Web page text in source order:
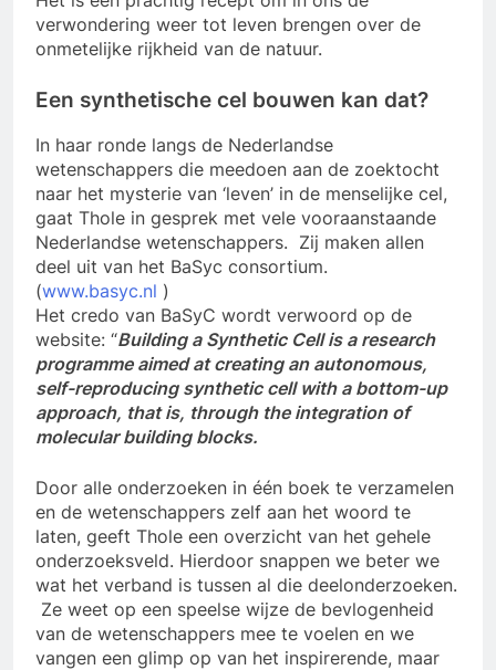
verwondering weer tot leven brengen over de
onmetelijke rijkheid van de natuur.
Een synthetische cel bouwen kan dat?
In haar ronde langs de Nederlandse
wetenschappers die meedoen aan de zoektocht
naar het mysterie van ‘leven’ in de menselijke cel,
gaat Thole in gesprek met vele vooraanstaande
Nederlandse wetenschappers. Zij maken allen
deel uit van het BaSyc consortium.
(www.basyc.nl )
Het credo van BaSyC wordt verwoord op de
website: “Building a Synthetic Cell is a research
programme aimed at creating an autonomous,
self-reproducing synthetic cell with a bottom-up
approach, that is, through the integration of
molecular building blocks.
Door alle onderzoeken in één boek te verzamelen
en de wetenschappers zelf aan het woord te
laten, geeft Thole een overzicht van het gehele
onderzoeksveld. Hierdoor snappen we beter we
wat het verband is tussen al die deelonderzoeken.
Ze weet op een speelse wijze de bevlogenheid
van de wetenschappers mee te voelen en we
vangen een glimp op van het inspirerende, maar